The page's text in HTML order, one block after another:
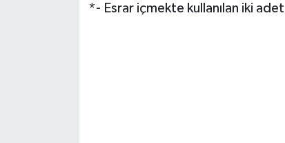
*- Esrar içmekte kullanılan iki